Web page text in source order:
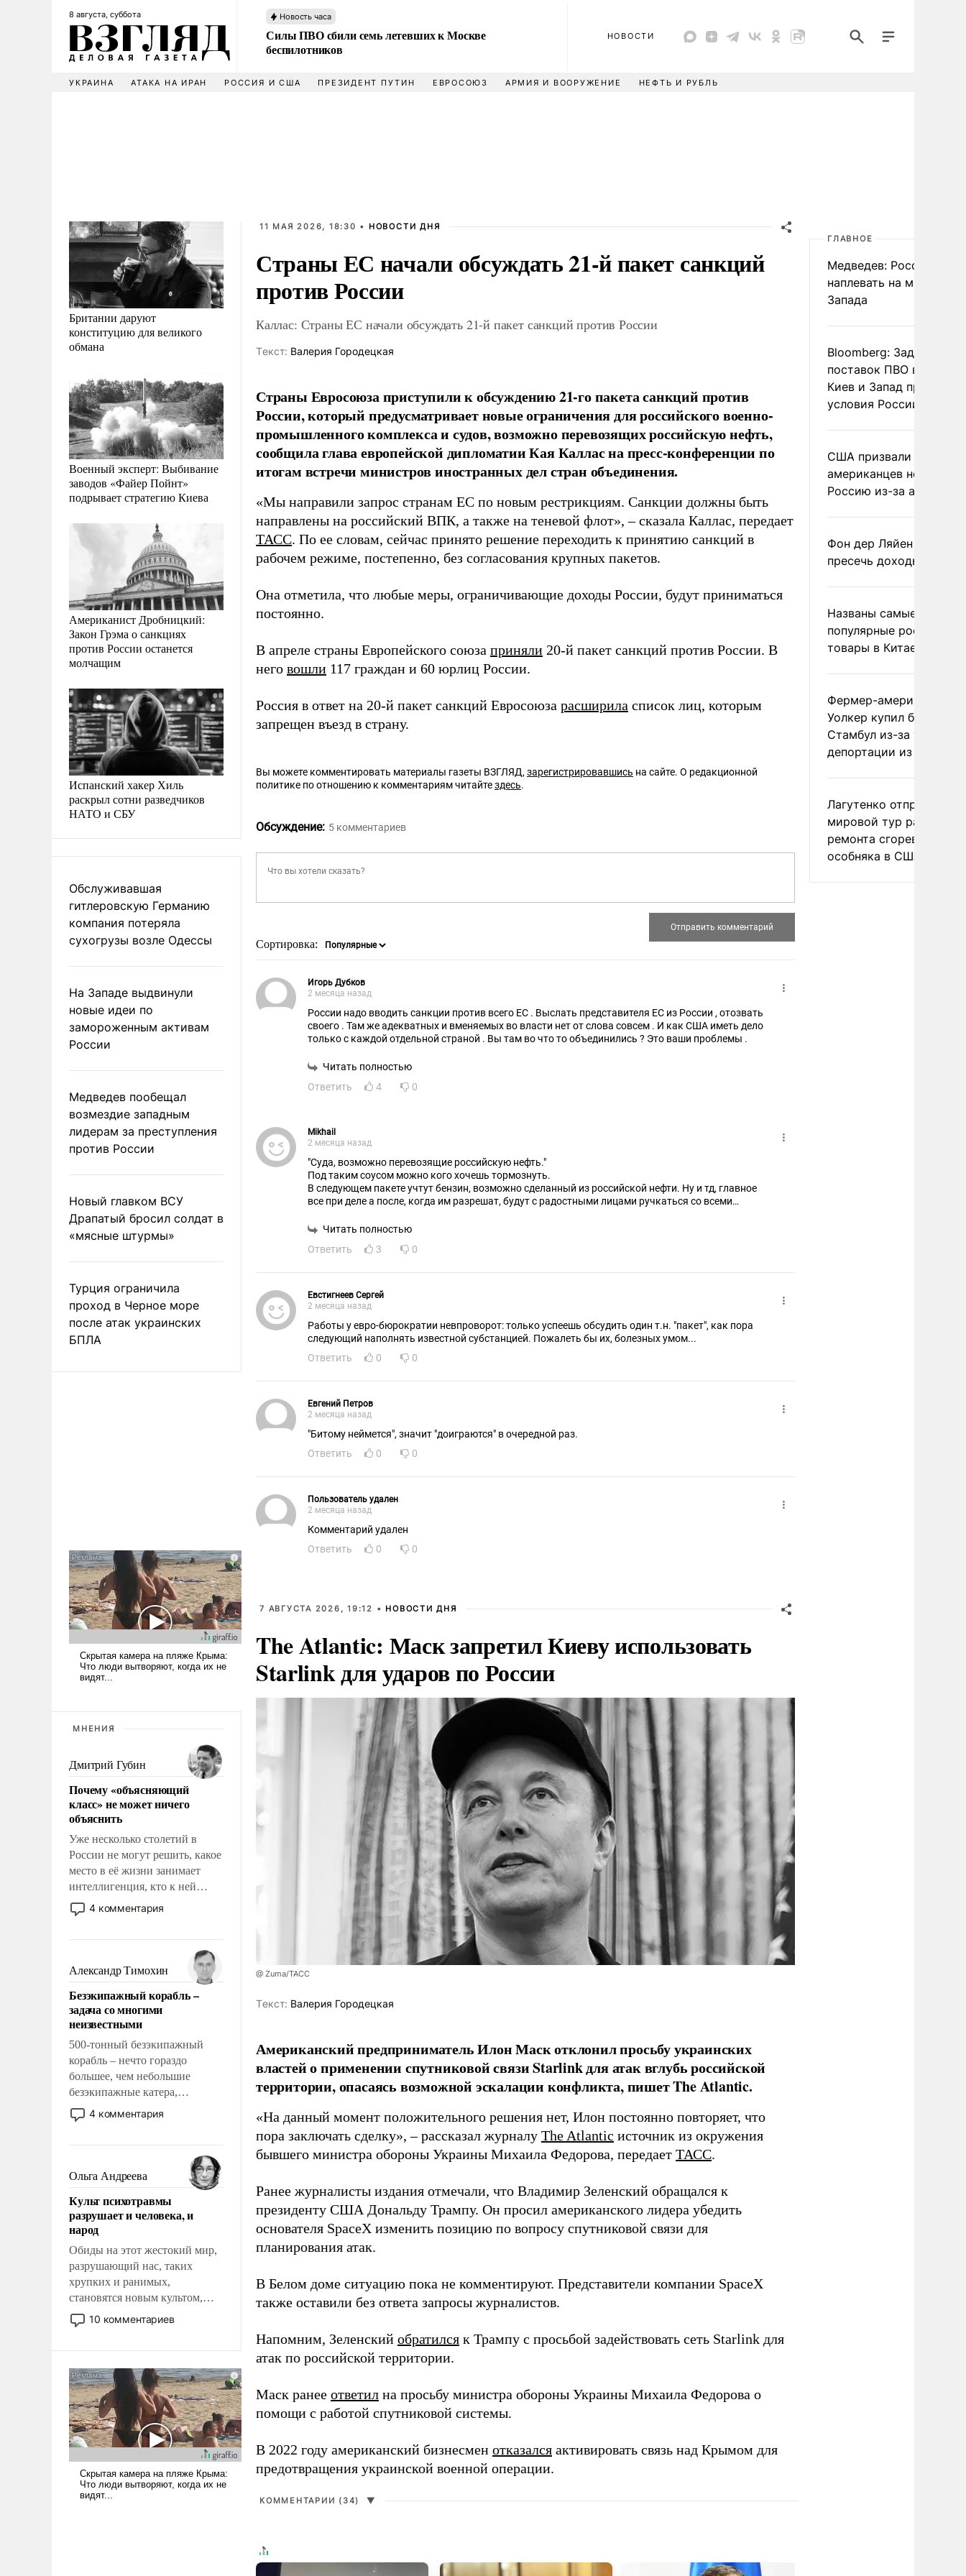
8 августа, суббота Новость часа
Силы ПВО сбили семь летевших к Москве
беспилотников
НОВОСТИ
УКРАИНА АТАКА НА ИРАН РОССИЯ И США ПРЕЗИДЕНТ ПУТИН ЕВРОСОЮЗ АРМИЯ И ВООРУЖЕНИЕ НЕФТЬ И РУБЛЬ
Британии даруют
конституцию для великого
обмана
Военный эксперт: Выбивание
заводов «Файер Пойнт»
подрывает стратегию Киева
Американист Дробницкий:
Закон Грэма о санкциях
против России останется
молчащим
Испанский хакер Хиль
раскрыл сотни разведчиков
НАТО и СБУ
Обслуживавшая
гитлеровскую Германию
компания потеряла
сухогрузы возле Одессы
На Западе выдвинули
новые идеи по
замороженным активам
России
Медведев пообещал
возмездие западным
лидерам за преступления
против России
Новый главком ВСУ
Драпатый бросил солдат в
«мясные штурмы»
Турция ограничила
проход в Черное море
после атак украинских
БПЛА
МНЕНИЯ
Дмитрий Губин
Почему «объясняющий
класс» не может ничего
объяснить
Уже несколько столетий в
России не могут решить, какое
место в её жизни занимает
интеллигенция, кто к ней
принадлежит, а кого из неё
исключили с правом
чем она отличается от просто
образованных людей. Иногда
казалось, что эти вопросы
решены раз и навсегда, но –
нет, не решены.
4 комментария
Александр Тимохин
Безэкипажный корабль –
задача со многими
неизвестными
500-тонный безэкипажный
корабль – нечто гораздо
большее, чем небольшие
безэкипажные катера,
применение которых уже
стало обыденностью. Задача по
сложна и амбициозна. Однако
и ее реализация радикально
поднимет наши боевые
возможности.
4 комментария
Ольга Андреева
Культ психотравмы
разрушает и человека, и
народ
Обиды на этот жестокий мир,
разрушающий нас, таких
хрупких и ранимых,
становятся новым культом,
постепенно вытесняя и
отменяя традиционное
ударами судьбы, брать на себя
ответственность, помогать
слабым, идти вперед и
адаптироваться.
10 комментариев
11 МАЯ 2026, 18:30 • НОВОСТИ ДНЯ
Страны ЕС начали обсуждать 21-й пакет санкций
против России
Каллас: Страны ЕС начали обсуждать 21-й пакет санкций против России
Tекст: Валерия Городецкая
Страны Евросоюза приступили к обсуждению 21-го пакета санкций против
России, который предусматривает новые ограничения для российского военно-
промышленного комплекса и судов, возможно перевозящих российскую нефть,
сообщила глава европейской дипломатии Кая Каллас на пресс-конференции по
итогам встречи министров иностранных дел стран объединения.
«Мы направили запрос странам ЕС по новым рестрикциям. Санкции должны быть
направлены на российский ВПК, а также на теневой флот», – сказала Каллас, передает
ТАСС. По ее словам, сейчас принято решение переходить к принятию санкций в
рабочем режиме, постепенно, без согласования крупных пакетов.
Она отметила, что любые меры, ограничивающие доходы России, будут приниматься
постоянно.
В апреле страны Европейского союза приняли 20-й пакет санкций против России. В
него вошли 117 граждан и 60 юрлиц России.
Россия в ответ на 20-й пакет санкций Евросоюза расширила список лиц, которым
запрещен въезд в страну.
Вы можете комментировать материалы газеты ВЗГЛЯД, зарегистрировавшись на сайте. О редакционной
политике по отношению к комментариям читайтездесь.
Обсуждение: 5 комментариев
Сортировка:
Игорь Дубков
2 месяца назад
России надо вводить санкции против всего ЕС . Выслать представителя ЕС из России , отозвать
своего . Там же адекватных и вменяемых во власти нет от слова совсем . И как США иметь дело
только с каждой отдельной страной . Вы там во что то объединились ? Это ваши проблемы .
Читать полностью
Ответить
4 0
Mikhail
2 месяца назад
"Суда, возможно перевозящие российскую нефть."
Под таким соусом можно кого хочешь тормознуть.
В следующем пакете учтут бензин, возможно сделанный из российской нефти. Ну и тд, главное
все при деле а после, когда им разрешат, будут с радостными лицами ручкаться со всеми
Читать полностью
Ответить
3 0
Евстигнеев Сергей
2 месяца назад
Работы у евро-бюрократии невпроворот: только успеешь обсудить один т.н. "пакет", как пора
следующий наполнять известной субстанцией. Пожалеть бы их, болезных умом...
Ответить
0 0
Евгений Петров
2 месяца назад
"Битому неймется", значит "доиграются" в очередной раз.
Ответить
0 0
Пользователь удален
2 месяца назад
Комментарий удален
Ответить
0 0
7 АВГУСТА 2026, 19:12 • НОВОСТИ ДНЯ
The Atlantic: Маск запретил Киеву использовать
Starlink для ударов по России
@ Zuma/ТАСС
Tекст: Валерия Городецкая
Американский предприниматель Илон Маск отклонил просьбу украинских
властей о применении спутниковой связи Starlink для атак вглубь российской
территории, опасаясь возможной эскалации конфликта, пишет The Atlantic.
«На данный момент положительного решения нет, Илон постоянно повторяет, что
пора заключать сделку», – рассказал журналу The Atlantic источник из окружения
бывшего министра обороны Украины Михаила Федорова, передает ТАСС.
Ранее журналисты издания отмечали, что Владимир Зеленский обращался к
президенту США Дональду Трампу. Он просил американского лидера убедить
основателя SpaceX изменить позицию по вопросу спутниковой связи для
планирования атак.
В Белом доме ситуацию пока не комментируют. Представители компании SpaceX
также оставили без ответа запросы журналистов.
Напомним, Зеленский обратился к Трампу с просьбой задействовать сеть Starlink для
атак по российской территории.
Маск ранее ответил на просьбу министра обороны Украины Михаила Федорова о
помощи с работой спутниковой системы.
В 2022 году американский бизнесмен отказался активировать связь над Крымом для
предотвращения украинской военной операции.
КОММЕНТАРИИ (34) ▼
ГЛАВНОЕ
Медведев: России
наплевать на мнение
Запада
Bloomberg: Задержка
поставок ПВО вынудит
Киев и Запад принять
условия России
США призвали
американцев не
Россию из-за атак ВСУ
Фон дер Ляйен
пресечь доходы России
Названы самые
популярные российские
товары в Китае
Фермер-американец
Уолкер купил билет в
Стамбул из-за угрозы
депортации из России
Лагутенко отправился в
мировой тур ради
ремонта сгоревшего
особняка в США